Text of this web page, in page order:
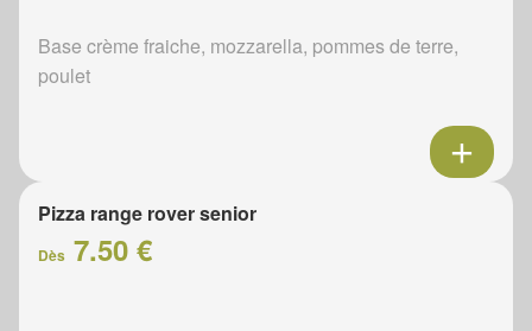
Base crème fraiche, mozzarella, pommes de terre,
poulet
Pizza range rover senior
Dès 7.50 €